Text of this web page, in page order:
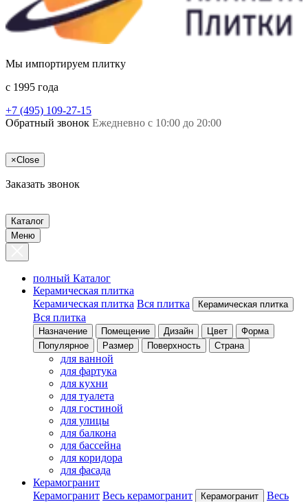
Мы импортируем плитку
c 1995 года
+7 (495) 109-27-15
Обратный звонок Ежедневно с 10:00 до 20:00
×Close
Заказать звонок
Каталог
Меню
полный Каталог
Керамическая плитка
Керамическая плитка Вся плитка Керамическая плитка
Вся плитка
Назначение Помещение Дизайн Цвет
Форма
Популярное
Размер Поверхность Страна
для ванной
для фартука
для кухни
для туалета
для гостиной
для улицы
для балкона
для бассейна
для коридора
для фасада
Керамогранит
Керамогранит Весь керамогранит Керамогранит
Весь